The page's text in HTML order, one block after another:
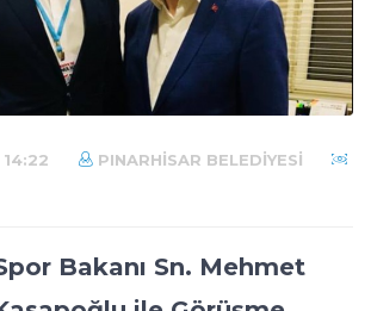
PINARHISAR BELEDIYESI
Bakanı Sn. Mehmet